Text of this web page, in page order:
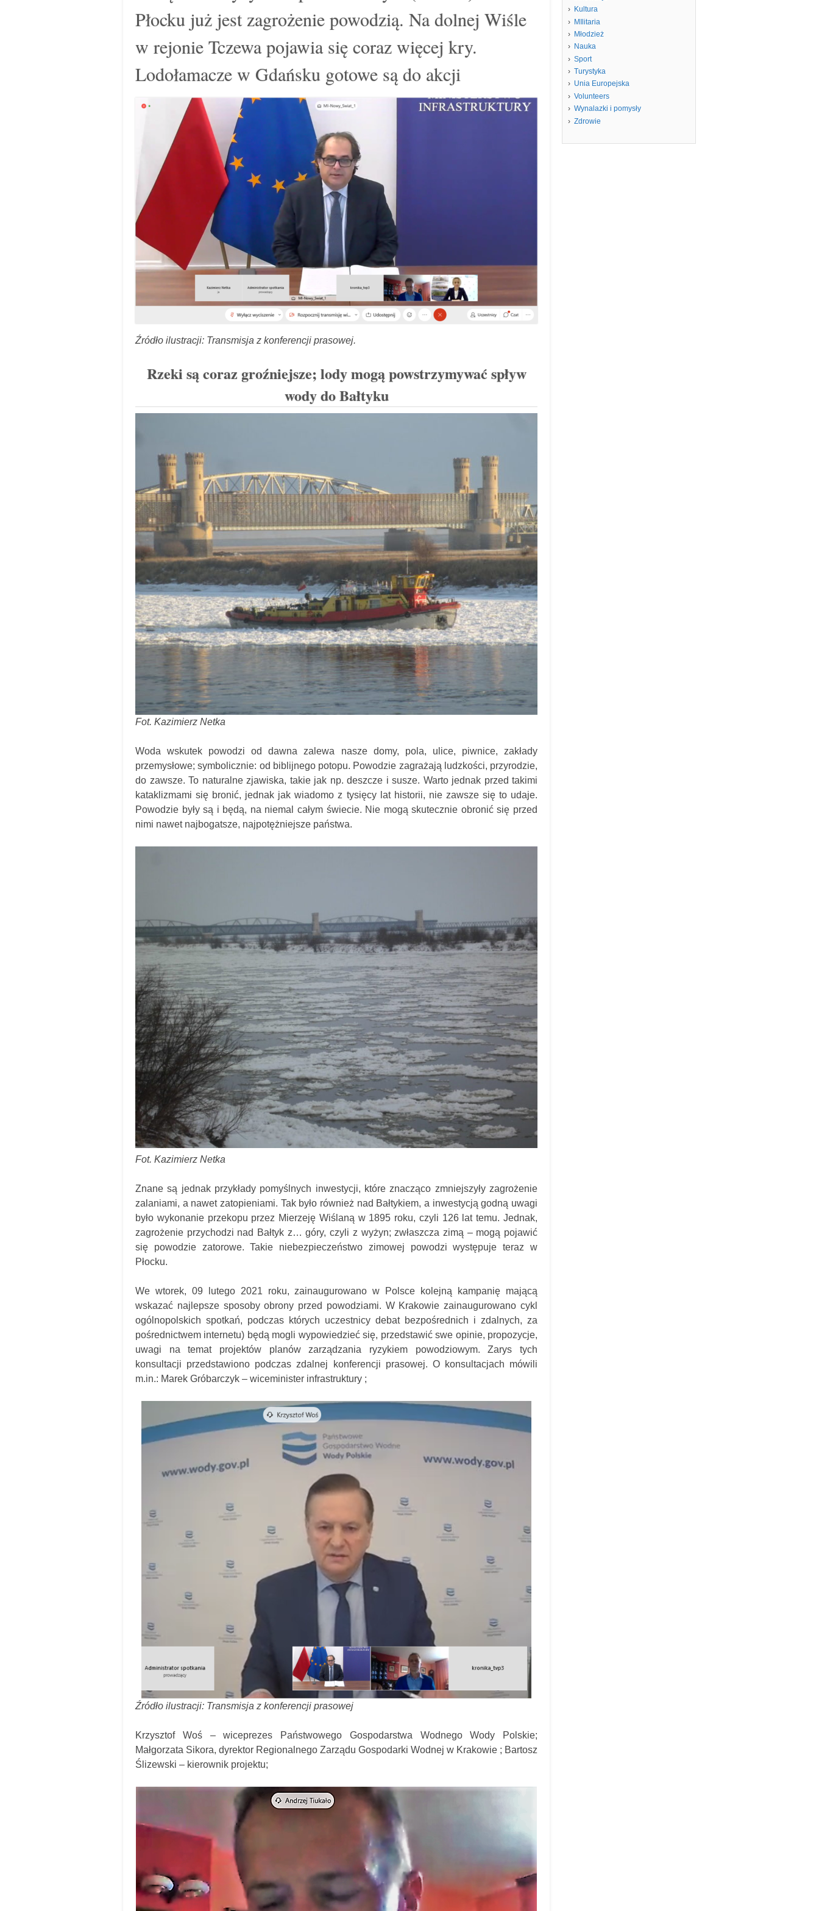
Płocku już jest zagrożenie powodzią. Na dolnej Wiśle
w rejonie Tczewa pojawia się coraz więcej kry.
Lodołamacze w Gdańsku gotowe są do akcji
Źródło ilustracji: Transmisja z konferencji prasowej.
Rzeki są coraz groźniejsze; lody mogą powstrzymywać spływ
wody do Bałtyku
Fot. Kazimierz Netka
Woda wskutek powodzi od dawna zalewa nasze domy, pola, ulice, piwnice, zakłady
przemysłowe; symbolicznie: od biblijnego potopu. Powodzie zagrażają ludzkości, przyrodzie,
do zawsze. To naturalne zjawiska, takie jak np. deszcze i susze. Warto jednak przed takimi
kataklizmami się bronić, jednak jak wiadomo z tysięcy lat historii, nie zawsze się to udaje.
Powodzie były są i będą, na niemal całym świecie. Nie mogą skutecznie obronić się przed
nimi nawet najbogatsze, najpotężniejsze państwa.
Fot. Kazimierz Netka
Znane są jednak przykłady pomyślnych inwestycji, które znacząco zmniejszyły zagrożenie
zalaniami, a nawet zatopieniami. Tak było również nad Bałtykiem, a inwestycją godną uwagi
było wykonanie przekopu przez Mierzeję Wiślaną w 1895 roku, czyli 126 lat temu. Jednak,
zagrożenie przychodzi nad Bałtyk z… góry, czyli z wyżyn; zwłaszcza zimą – mogą pojawić
się powodzie zatorowe. Takie niebezpieczeństwo zimowej powodzi występuje teraz w
Płocku.
We wtorek, 09 lutego 2021 roku, zainaugurowano w Polsce kolejną kampanię mającą
wskazać najlepsze sposoby obrony przed powodziami. W Krakowie zainaugurowano cykl
ogólnopolskich spotkań, podczas których uczestnicy debat bezpośrednich i zdalnych, za
pośrednictwem internetu) będą mogli wypowiedzieć się, przedstawić swe opinie, propozycje,
uwagi na temat projektów planów zarządzania ryzykiem powodziowym. Zarys tych
konsultacji przedstawiono podczas zdalnej konferencji prasowej. O konsultacjach mówili
m.in.: Marek Gróbarczyk – wiceminister infrastruktury ;
Źródło ilustracji: Transmisja z konferencji prasowej
Krzysztof Woś – wiceprezes Państwowego Gospodarstwa Wodnego Wody Polskie;
Małgorzata Sikora, dyrektor Regionalnego Zarządu Gospodarki Wodnej w Krakowie ; Bartosz
Ślizewski – kierownik projektu;
Kultura
MIlitaria
Młodzież
Nauka
Sport
Turystyka
Unia Europejska
Volunteers
Wynalazki i pomysły
Zdrowie